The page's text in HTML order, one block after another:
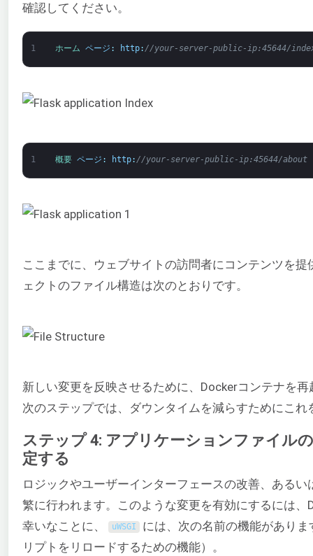
確認してください。
1 ホーム ページ : http: //your-server-public-ip:45644/
1 概要 ページ : http: //your-server-public-ip:45644/about
ここまでに、ウェブサイトの訪問者にコンテンツを
ェクトのファイル構造は次のとおりです。
新しい変更を反映させるために、Dockerコンテナを
次のステップでは、ダウンタイムを減らすためにこれ
ステップ 4: アプリケーションファイル
定する
ロジックやユーザーインターフェースの改善、ある
繁に行われます。このような変更を有効にするには
幸いなことに、
uWSGI には、次の名前の機能があり
リプトをリロードするための機能）。